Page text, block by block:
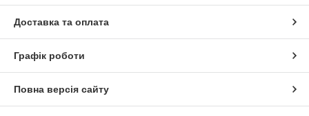
Доставка та оплата
Графік роботи
Повна версія сайту